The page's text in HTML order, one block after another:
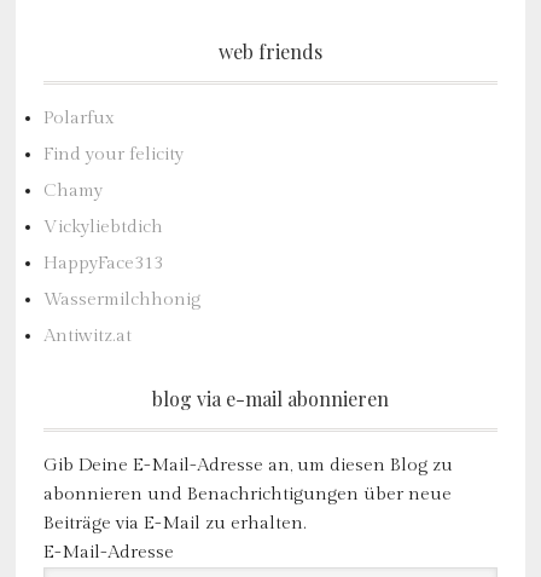
web friends
Polarfux
Find your felicity
Chamy
Vickyliebtdich
HappyFace313
Wassermilchhonig
Antiwitz.at
blog via e-mail abonnieren
Gib Deine E-Mail-Adresse an, um diesen Blog zu
abonnieren und Benachrichtigungen über neue
Beiträge via E-Mail zu erhalten.
E-Mail-Adresse